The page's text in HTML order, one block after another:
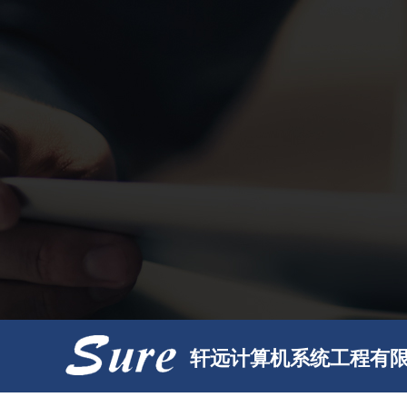
轩远计算机系统工程有